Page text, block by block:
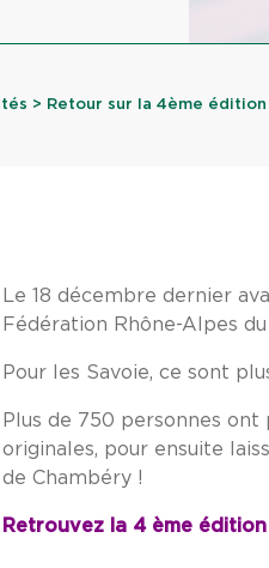
> Retour sur la 4ème
Le 18 décembre dernier
Fédération Rhône-Alpes
Pour les Savoie, ce sont
Plus de 750 personnes
originales, pour ensuite
de Chambéry !
Retrouvez la 4 ème